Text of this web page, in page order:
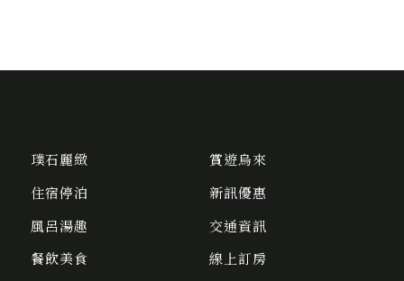
璞石麗緻
住宿停泊
風呂湯趣
餐飲美食
賞遊烏來
新訊優惠
交通資訊
線上訂房